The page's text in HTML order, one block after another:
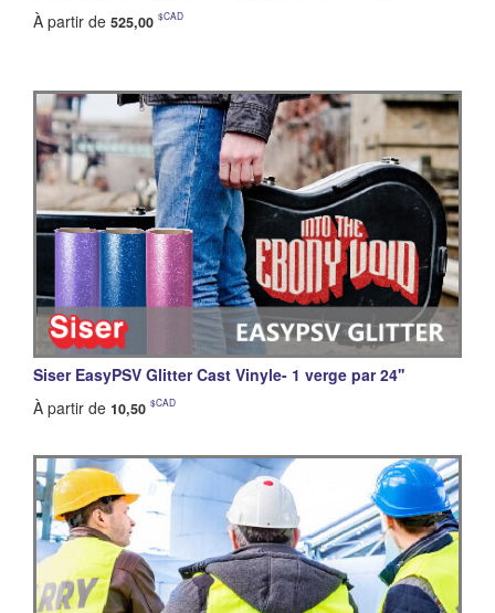
À partir de 525,00 $CAD
Siser EasyPSV Glitter Cast Vinyle- 1 verge par 24''
À partir de 10,50 $CAD